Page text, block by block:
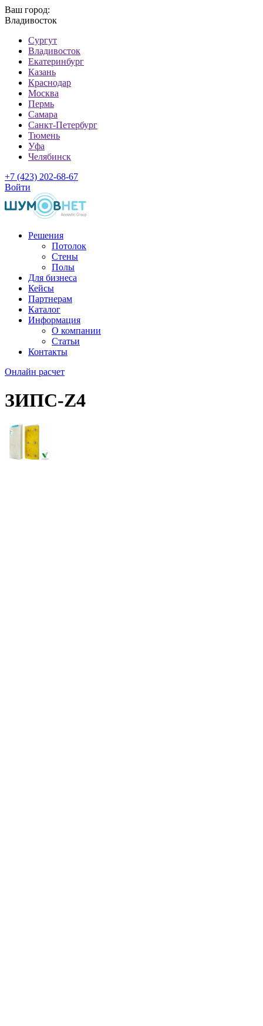
Ваш город:
Владивосток
Cургут
Владивосток
Екатеринбург
Казань
Краснодар
Москва
Пермь
Самара
Санкт-Петербург
Тюмень
Уфа
Челябинск
+7 (423) 202-68-67
Войти
Решения
Потолок
Стены
Полы
Для бизнеса
Кейсы
Партнерам
Каталог
Информация
О компании
Статьи
Контакты
Онлайн расчет
ЗИПС-Z4